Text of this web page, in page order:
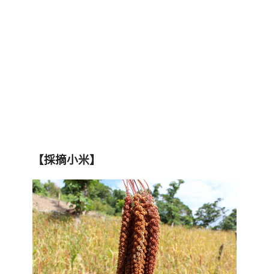
【採摘小米】